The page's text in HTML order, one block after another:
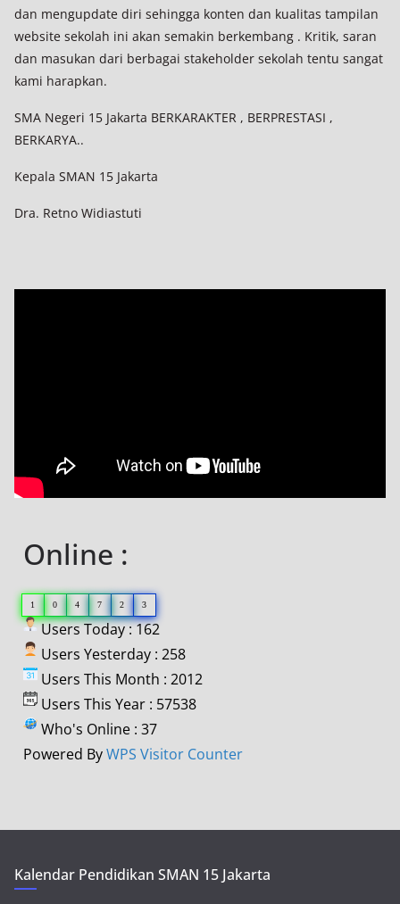
dan mengupdate diri sehingga konten dan kualitas tampilan
website sekolah ini akan semakin berkembang . Kritik, saran
dan masukan dari berbagai stakeholder sekolah tentu sangat
kami harapkan.
SMA Negeri 15 Jakarta BERKARAKTER , BERPRESTASI ,
BERKARYA..
Kepala SMAN 15 Jakarta
Dra. Retno Widiastuti
Online :
1 0 4 7 2 3
Users Today : 162
Users Yesterday : 258
Users This Month : 2012
Users This Year : 57538
Who's Online : 37
Powered ByWPS Visitor Counter
Kalendar Pendidikan SMAN 15 Jakarta